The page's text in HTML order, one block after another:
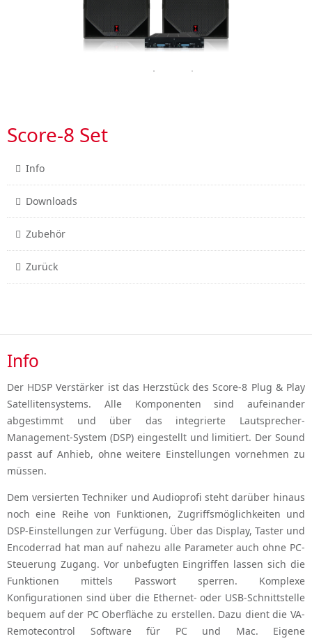
Score-8 Set
Info
Downloads
Zubehör
Zurück
Info
Der HDSP Verstärker ist das Herzstück des Score-8 Plug & Play
Satellitensystems. Alle Komponenten sind aufeinander
abgestimmt und über das integrierte Lautsprecher-
Management-System (DSP) eingestellt und limitiert. Der Sound
passt auf Anhieb, ohne weitere Einstellungen vornehmen zu
müssen.
Dem versierten Techniker und Audioprofi steht darüber hinaus
noch eine Reihe von Funktionen, Zugriffsmöglichkeiten und
DSP-Einstellungen zur Verfügung. Über das Display, Taster und
Encoderrad hat man auf nahezu alle Parameter auch ohne PC-
Steuerung Zugang. Vor unbefugten Eingriffen lassen sich die
Funktionen mittels Passwort sperren. Komplexe
Konfigurationen sind über die Ethernet- oder USB-Schnittstelle
bequem auf der PC Oberfläche zu erstellen. Dazu dient die VA-
Remotecontrol Software für PC und Mac. Eigene